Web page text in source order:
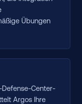
Übungen
Center-
Argos Ihre